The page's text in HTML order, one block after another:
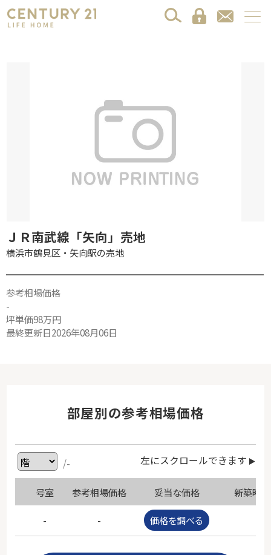
ＪＲ南武線「矢向」売地
横浜市鶴見区・矢向駅の売地
参考相場価格
-
坪単価98万円
最終更新日2026年08月06日
部屋別の参考相場価格
/- 左にスクロールできます
号室 参考相場価格 妥当な価格 新築時
- - 価格を調べる